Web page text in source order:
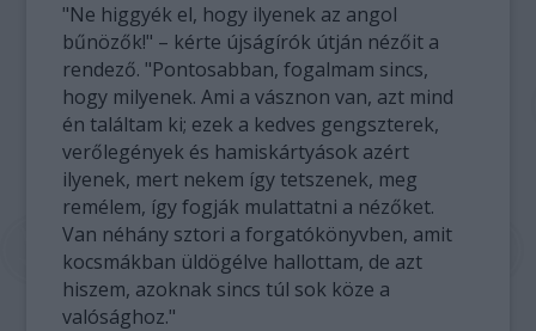
"Ne higgyék el, hogy ilyenek az angol
bűnözők!" – kérte újságírók útján nézőit a
rendező. "Pontosabban, fogalmam sincs,
hogy milyenek. Ami a vásznon van, azt mind
én találtam ki; ezek a kedves gengszterek,
verőlegények és hamiskártyások azért
ilyenek, mert nekem így tetszenek, meg
remélem, így fogják mulattatni a nézőket.
Van néhány sztori a forgatókönyvben, amit
kocsmákban üldögélve hallottam, de azt
hiszem, azoknak sincs túl sok köze a
valósághoz."